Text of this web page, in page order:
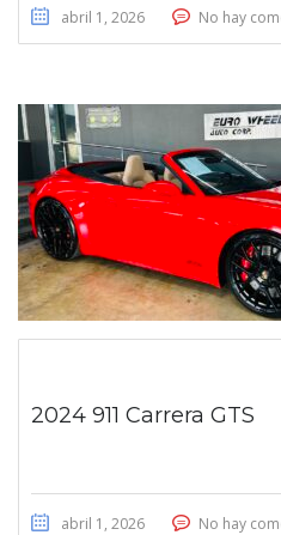
abril 1, 2026 No hay
2024 911 Carrera GTS
abril 1, 2026 No hay